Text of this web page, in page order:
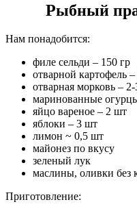
Рыбный
Нам понадобится:
филе сельди – 150 гр
отварной картофель
отварная морковь –
маринованные
яйцо вареное – 2 шт
яблоки – 3 шт
лимон ~ 0,5 шт
майонез по вкусу
зеленый лук
маслины, оливки без
Приготовление: